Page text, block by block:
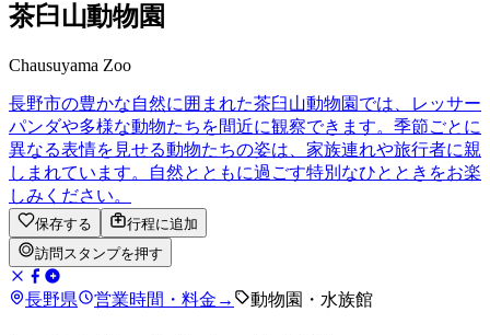
茶臼山動物園
Chausuyama Zoo
長野市の豊かな自然に囲まれた茶臼山動物園では、レッサー
パンダや多様な動物たちを間近に観察できます。季節ごとに
異なる表情を見せる動物たちの姿は、家族連れや旅行者に親
しまれています。自然とともに過ごす特別なひとときをお楽
しみください。
保存する
行程に追加
訪問スタンプを押す
長野県 営業時間・料金 → 動物園・水族館